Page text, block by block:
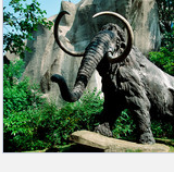
Global Look Press